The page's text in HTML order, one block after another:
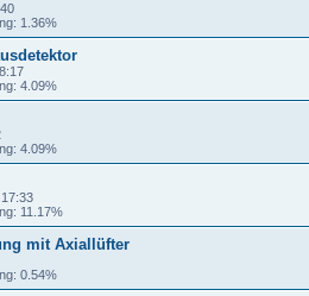
1.36%
4.09%
4.09%
11.17%
mit Axiallüfter
0.54%